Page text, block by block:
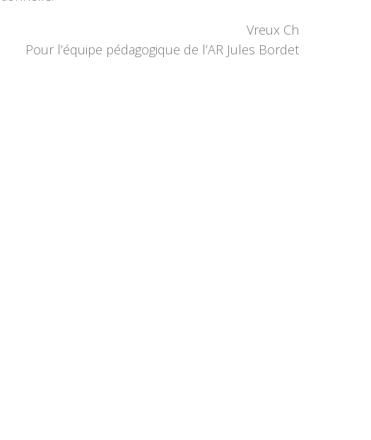
Vreux Ch
Pour l’équipe pédagogique de l’AR Jules Bordet